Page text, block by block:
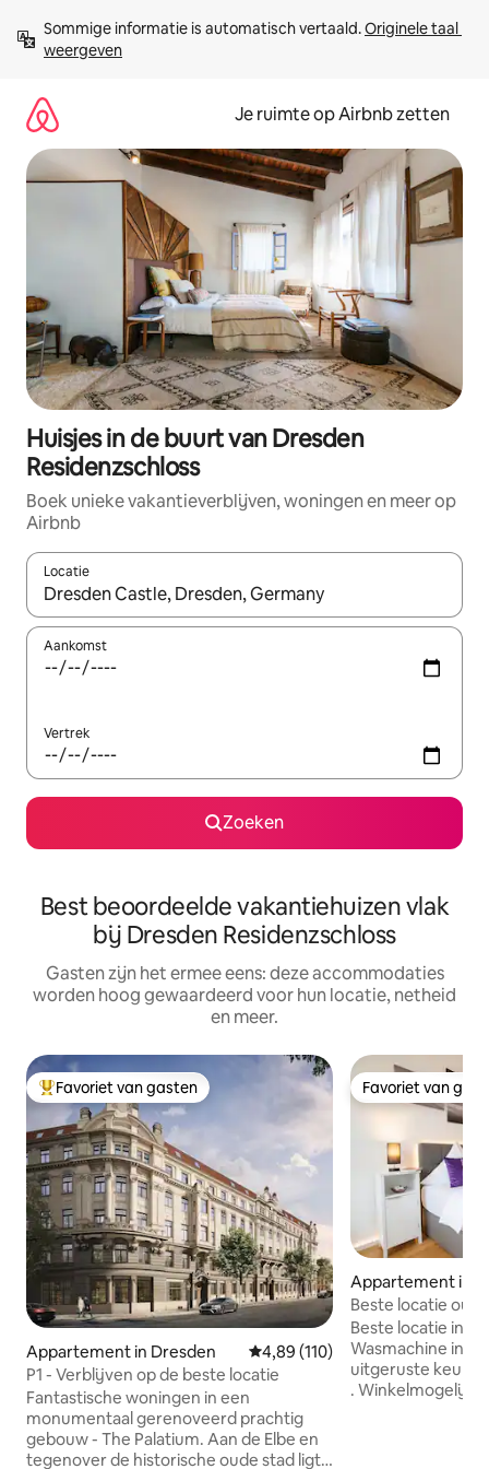
direct
naar
Sommige informatie is automatisch vertaald. Originele taal
weergeven
Je ruimte op Airbnb zetten
Huisjes in de buurt van Dresden
Residenzschloss
Boek unieke vakantieverblijven, woningen en meer op
Airbnb
Locatie
Wanneer er suggesties beschikbaar zijn, maak je een keuze
Aankomst
Vertrek
Zoeken
Best beoordeelde vakantiehuizen vlak
bij Dresden Residenzschloss
Gasten zijn het ermee eens: deze accommodaties
worden hoog gewaardeerd voor hun locatie, netheid
en meer.
Topfavoriet van gasten
Favoriet van gasten
Appartement in Dresden Gemiddelde beoordeling van
4,89 (110)
P1 - Verblijven op de beste locatie
Fantastische woningen in een
monumentaal gerenoveerd prachtig
gebouw - The Palatium. Aan de Elbe en
tegenover de historische oude stad ligt
Favoriet van
Favoriet van
Appartement in
Beste locatie
Uitzicht: Zwinger
Beste locatie in
Wasmachine incl.
uitgeruste keuken
.